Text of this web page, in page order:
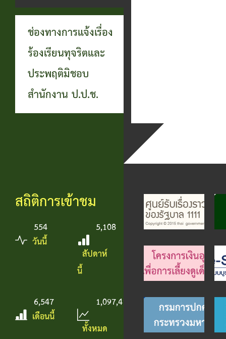
ช่องทางการแจ้งเรื่อง
ร้องเรียนทุจริตและ
ประพฤติมิชอบ
สำนักงาน ป.ป.ช.
สถิติการเข้าชม
554
วันนี้
5,108
สัปดาห์
นี้
6,547
เดือนนี้
1,097,414
ทั้งหมด